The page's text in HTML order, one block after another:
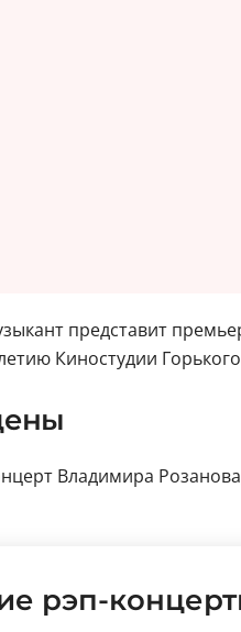
представит
Киностудии
Владимира
рэп-